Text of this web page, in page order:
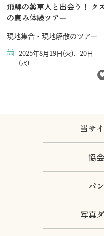
飛騨の薬草人と出会う！ ク
の恵み体験ツアー
現地集合・現地解散のツアー
2025年8月19日(火)、20日
(水)
当サ
協
パ
写真